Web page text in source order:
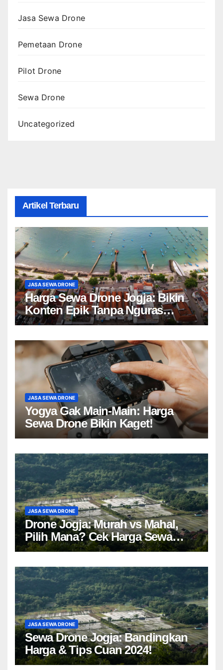
Jasa Sewa Drone
Pemetaan Drone
Pilot Drone
Sewa Drone
Uncategorized
Artikel Terbaru
JASA SEWA DRONE
Harga Sewa Drone Jogja: Bikin
Konten Epik Tanpa Nguras
Kantong?
JASA SEWA DRONE
Yogya Gak Main-Main: Harga
Sewa Drone Bikin Kaget!
JASA SEWA DRONE
Drone Jogja: Murah vs Mahal,
Pilih Mana? Cek Harga Sewa
Drone Yogyakarta!
JASA SEWA DRONE
Sewa Drone Jogja: Bandingkan
Harga & Tips Cuan 2024!